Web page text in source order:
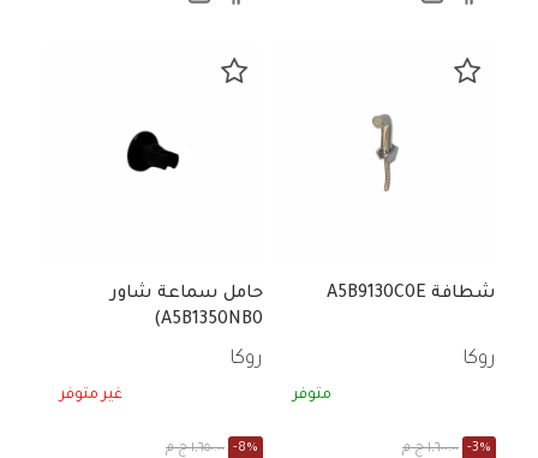
شطافة A5B9130C0E
روكا
متوفر
١,٦٠٠.٠٠ ج م -3%
حامل سماعة شاور
A5B1350NB0)
روكا
غير متوفر
١,٦٥٠.٠٠ ج م -8%